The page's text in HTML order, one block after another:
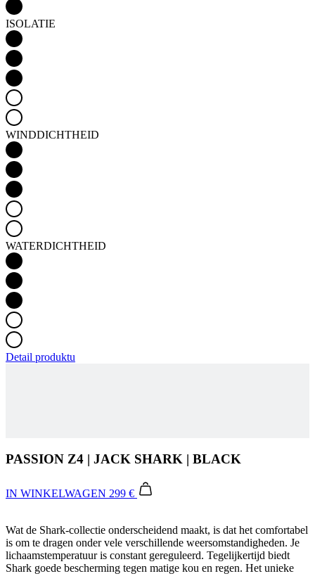
WINDDICHTHEID
WATERDICHTHEID
Detail produktu
Wat de Shark-collectie onderscheidend maakt, is dat het comfortabel
is om te dragen onder vele verschillende weersomstandigheden. Je
lichaamstemperatuur is constant gereguleerd. Tegelijkertijd biedt
beter wordt, hoef je geen extra lagen mee te nemen of uit te doen om
oververhitting te voorkomen.
Your Ride Made Better